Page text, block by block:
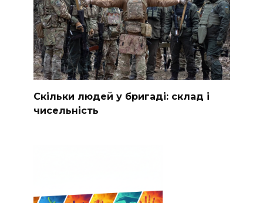
Скільки людей у бригаді: склад і
чисельність